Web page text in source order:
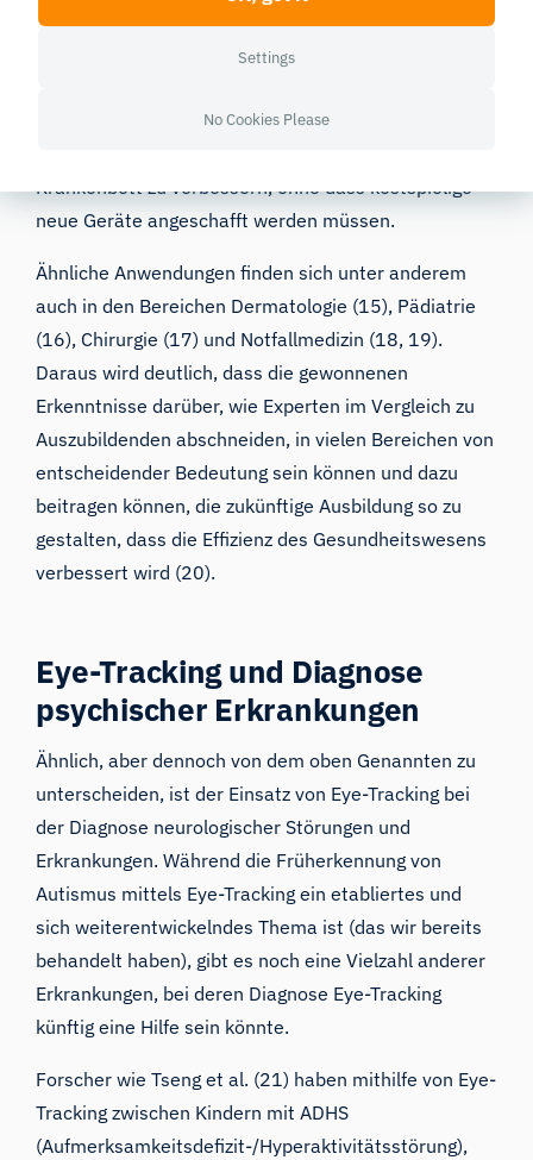
Schulungen oder sogar zur Gestaltung des klinischen
Raums könnte die Art und Weise, wie medizinische
werden. Diese Erkenntnisse könnten darüber hinaus
Krankenbett zu verbessern, ohne dass kostspielige
neue Geräte angeschafft werden müssen.
Ähnliche Anwendungen finden sich unter anderem
auch in den Bereichen Dermatologie (15), Pädiatrie
(16), Chirurgie (17) und Notfallmedizin (18, 19).
Daraus wird deutlich, dass die gewonnenen
Erkenntnisse darüber, wie Experten im Vergleich zu
Auszubildenden abschneiden, in vielen Bereichen von
entscheidender Bedeutung sein können und dazu
beitragen können, die zukünftige Ausbildung so zu
gestalten, dass die Effizienz des Gesundheitswesens
verbessert wird (20).
Eye-Tracking und Diagnose
psychischer Erkrankungen
Ähnlich, aber dennoch von dem oben Genannten zu
unterscheiden, ist der Einsatz von Eye-Tracking bei
der Diagnose neurologischer Störungen und
Erkrankungen. Während die Früherkennung von
Autismus mittels Eye-Tracking ein etabliertes und
sich weiterentwickelndes Thema ist (das wir bereits
behandelt haben), gibt es noch eine Vielzahl anderer
Erkrankungen, bei deren Diagnose Eye-Tracking
künftig eine Hilfe sein könnte.
Forscher wie Tseng et al. (21) haben mithilfe von Eye-
Tracking zwischen Kindern mit ADHS
(Aufmerksamkeitsdefizit-/Hyperaktivitätsstörung),
Settings
No Cookies Please